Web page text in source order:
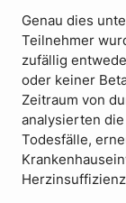
Genau dies
Teilnehmer
zufällig
oder keiner
Zeitraum von
analysierten
Todesfälle,